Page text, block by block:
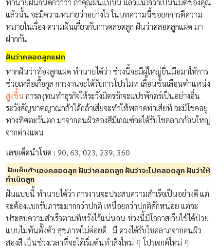
แล้วนั้น จะมีความหมายว่าอย่างไร ในบทความนี้ขอยกการตีความ
หมายในเรื่อง ความฝันเกี่ยวกับการคลอดลูก ฝันว่าคลอดลูกแฝด มา
ฝากกัน
ฝันว่าคลอดลูกแฝด
หากฝันว่าท้องลูกแฝด ทำนายได้ว่า ช่วงนี้จะมีผู้ใหญ่ยื่นมือมาให้การ
ช่วยเหลือเกื้อกูล การงานจะได้รับการโปรโมท เลื่อนขั้นเลื่อนตำแหน่ง
สูงขึ้น การลงุทนทำธุรกิจให้ระวังมิตรรักจะแปรพักตร์เป็นอย่างอื่น
ระวังสัญชาตญาณกล้าได้กล้าเสียจะทำให้พลาดท่าเสียที จะมีโชคอยู่
ทางทิศตะวันตก มาจากคนผิวสองสีมีเกณฑ์จะได้รับโชคลาภก้อนใหญ่
จากต่างแดน
เลขเด็ดนำโชค : 90, 63, 023, 239, 360
ฝันเห็นตัวเองคลอดลูก ฝันว่าคลอดลูก ฝันว่าจะไปคลอดลูก ฝันว่าให้
กำเนิดลูก
ฝันแบบนี้ ทำนายได้ว่า การงานจะประสบความสำเร็จเป็นอย่างดี แต่
จะต้องแบกรับภาระมากกว่าปกติ เหนื่อยกว่าปกติสักหน่อย แต่จะ
ประสบความสำเร็จตามที่หวังไว้แน่นอน ช่วงนี้มีโอกาสเจ็บไข้ได้ป่วย
แบบไม่ทันตั้งตัว สุขภาพไม่ค่อยดี มี ดวงได้รับโชคลาภจากคนผิว
สองสี เป็นช่วงเวลาที่จะได้เริ่มต้นทำสิ่งใหม่ ๆ โปรเจกต์ใหม่ ๆ